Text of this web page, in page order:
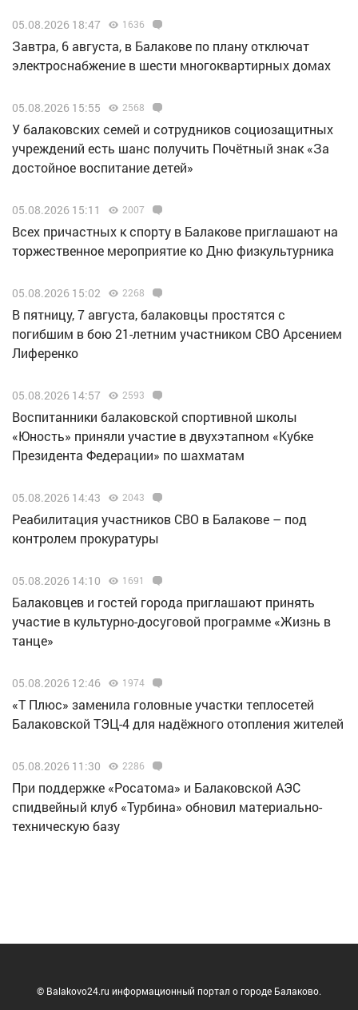
05.08.2026 18:47 1636
Завтра, 6 августа, в Балакове по плану отключат
электроснабжение в шести многоквартирных домах
05.08.2026 15:55 2568
У балаковских семей и сотрудников социозащитных
учреждений есть шанс получить Почётный знак «За
достойное воспитание детей»
05.08.2026 15:11 2007
Всех причастных к спорту в Балакове приглашают на
торжественное мероприятие ко Дню физкультурника
05.08.2026 15:02 2268
В пятницу, 7 августа, балаковцы простятся с
погибшим в бою 21-летним участником СВО Арсением
Лиференко
05.08.2026 14:57 2593
Воспитанники балаковской спортивной школы
«Юность» приняли участие в двухэтапном «Кубке
Президента Федерации» по шахматам
05.08.2026 14:43 2043
Реабилитация участников СВО в Балакове – под
контролем прокуратуры
05.08.2026 14:10 1691
Балаковцев и гостей города приглашают принять
участие в культурно-досуговой программе «Жизнь в
танце»
05.08.2026 12:46 1974
«Т Плюс» заменила головные участки теплосетей
Балаковской ТЭЦ-4 для надёжного отопления жителей
05.08.2026 11:30 2286
При поддержке «Росатома» и Балаковской АЭС
спидвейный клуб «Турбина» обновил материально-
техническую базу
© Balakovo24.ru информационный портал о городе Балаково.